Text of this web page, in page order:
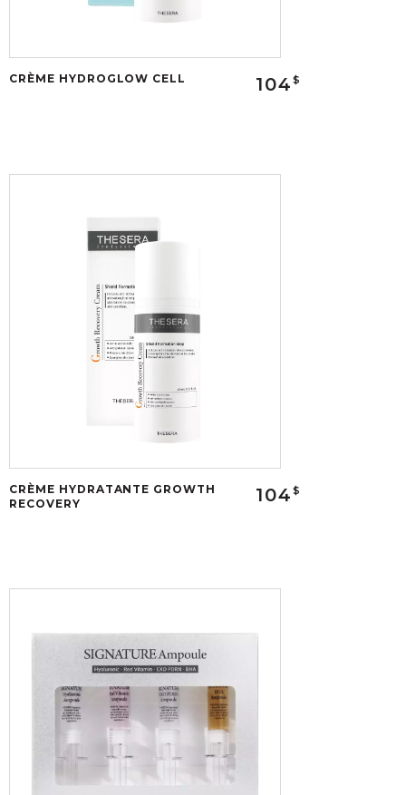
CRÈME HYDROGLOW CELL 104 $
CRÈME HYDRATANTE GROWTH
RECOVERY
104 $